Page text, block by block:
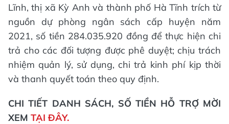
Lĩnh, thị xã Kỳ Anh và thành phố Hà Tĩnh trích từ
nguồn dự phòng ngân sách cấp huyện năm
2021, số tiền 284.035.920 đồng để thực hiện chi
trả cho các đối tượng được phê duyệt; chịu trách
nhiệm quản lý, sử dụng, chi trả kinh phí kịp thời
và thanh quyết toán theo quy định.
CHI TIẾT DANH SÁCH, SỐ TIỀN HỖ TRỢ MỜI
XEM TẠI ĐÂY.